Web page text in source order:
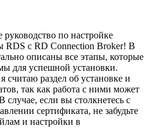
по настройке
RDS с RD Connection Broker! В
описаны все этапы, которые
для успешной установки.
считаю раздел об установке и
так как работа с ними может
случае, если вы столкнетесь с
сертификата, не забудьте
и настройки в